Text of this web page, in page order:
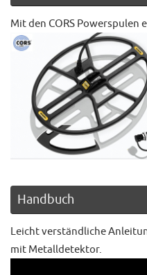
Mit den CORS
Handbuch
Leicht verständliche
mit Metalldetektor.